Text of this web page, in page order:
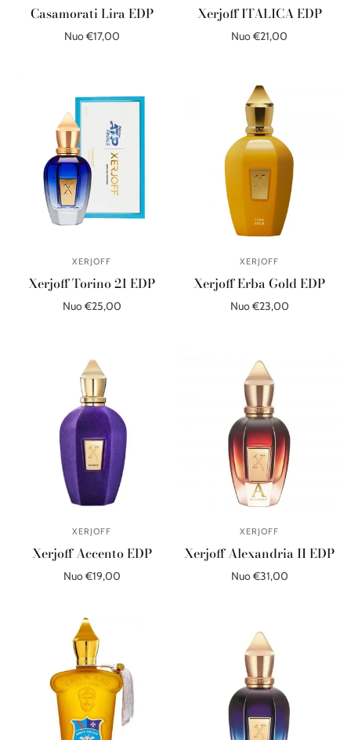
Casamorati Lira EDP
Nuo €17,00
Xerjoff ITALICA EDP
Nuo €21,00
XERJOFF
Xerjoff Torino 21 EDP
Nuo €25,00
XERJOFF
Xerjoff Erba Gold EDP
Nuo €23,00
XERJOFF
Xerjoff Accento EDP
Nuo €19,00
XERJOFF
Xerjoff Alexandria II EDP
Nuo €31,00